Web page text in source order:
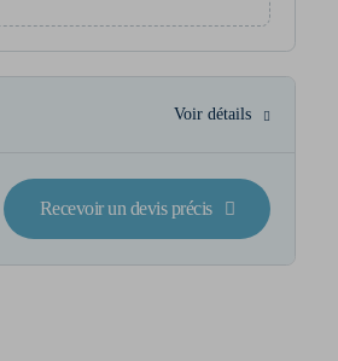
Voir détails
Recevoir un devis précis